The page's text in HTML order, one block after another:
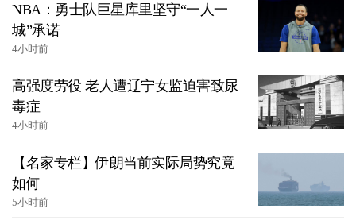
NBA：勇士队巨星库里坚守“一人一
城”承诺
4小时前
高强度劳役 老人遭辽宁女监迫害致尿
毒症
4小时前
【名家专栏】伊朗当前实际局势究竟
如何
5小时前